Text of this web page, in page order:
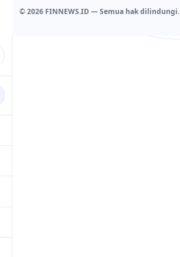
© 2026 FINNEWS.ID — Semua hak dilindungi.